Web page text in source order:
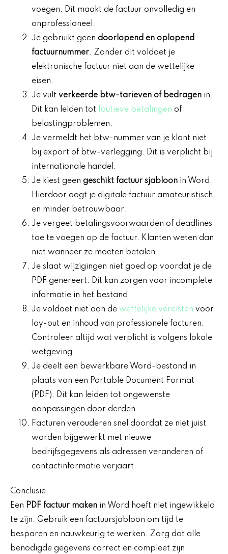
voegen. Dit maakt de factuur onvolledig en
onprofessioneel.
Je gebruikt geen doorlopend en oplopend
factuurnummer. Zonder dit voldoet je
elektronische factuur niet aan de wettelijke
eisen.
Je vult verkeerde btw-tarieven of bedragen in.
Dit kan leiden tot foutieve betalingen of
belastingproblemen.
Je vermeldt het btw-nummer van je klant niet
bij export of btw-verlegging. Dit is verplicht bij
internationale handel.
Je kiest geen geschikt factuur sjabloon in Word.
Hierdoor oogt je digitale factuur amateuristisch
en minder betrouwbaar.
Je vergeet betalingsvoorwaarden of deadlines
toe te voegen op de factuur. Klanten weten dan
niet wanneer ze moeten betalen.
Je slaat wijzigingen niet goed op voordat je de
PDF genereert. Dit kan zorgen voor incomplete
informatie in het bestand.
Je voldoet niet aan de wettelijke vereisten voor
lay-out en inhoud van professionele facturen.
Controleer altijd wat verplicht is volgens lokale
wetgeving.
Je deelt een bewerkbare Word-bestand in
plaats van een Portable Document Format
(PDF). Dit kan leiden tot ongewenste
aanpassingen door derden.
Facturen verouderen snel doordat ze niet juist
worden bijgewerkt met nieuwe
bedrijfsgegevens als adressen veranderen of
contactinformatie verjaart.
Conclusie
Een PDF factuur maken in Word hoeft niet ingewikkeld
te zijn. Gebruik een factuursjabloon om tijd te
besparen en nauwkeurig te werken. Zorg dat alle
benodigde gegevens correct en compleet zijn